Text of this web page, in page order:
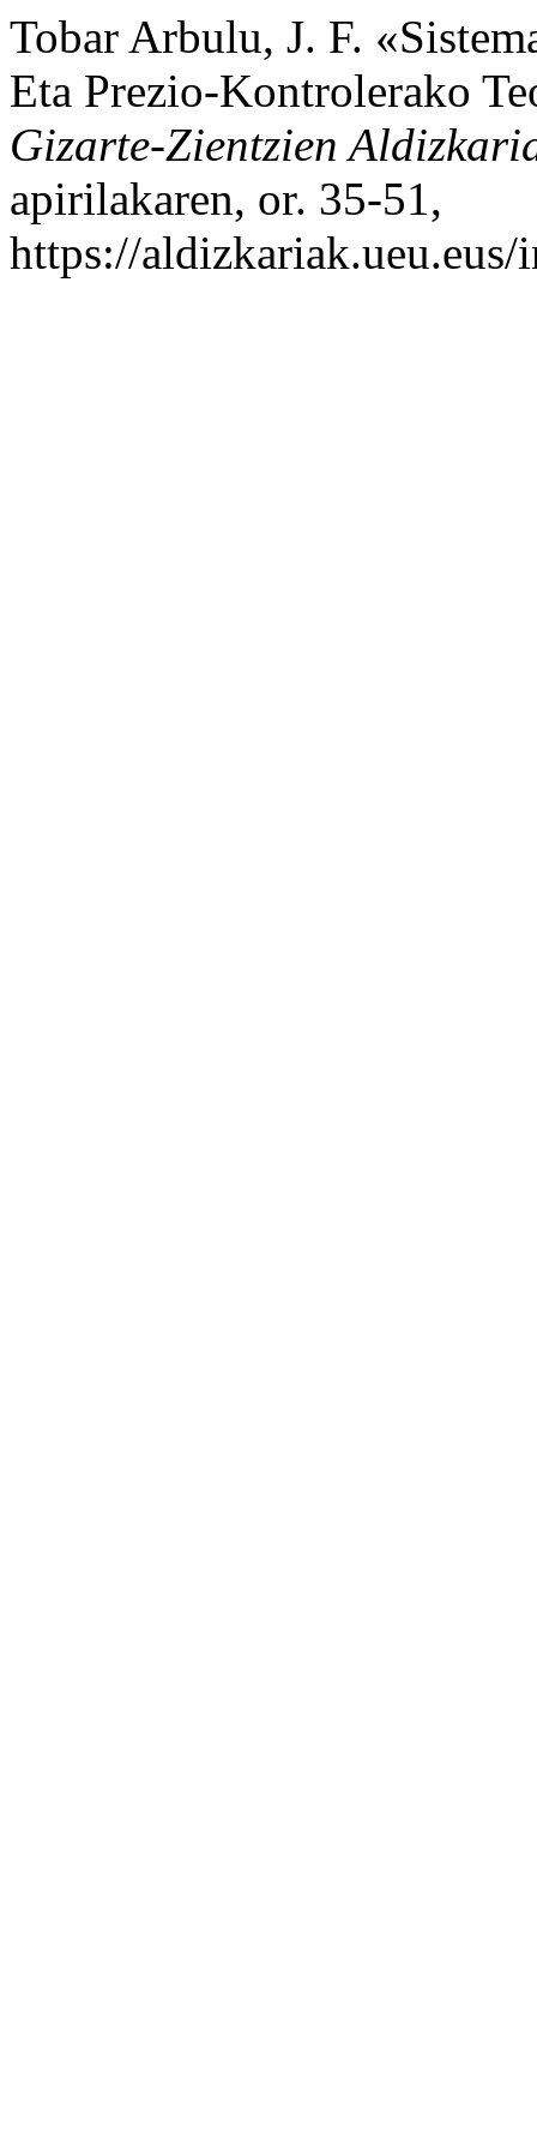
Tobar Arbulu, J. F.
Eta Prezio-Kontrolerako
Gizarte-Zientzien
apirilakaren, or. 35-51,
https://